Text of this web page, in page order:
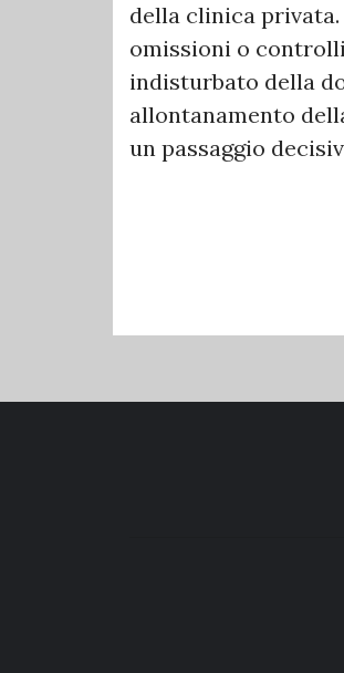
della clinica
omissioni o
indisturbato della
allontanamento
un passaggio